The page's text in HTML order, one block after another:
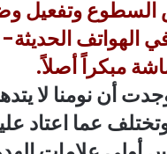
وتفعيل
الهواتف
مبكراً أصلاً.
أن نومنا لا
عما اعتاد